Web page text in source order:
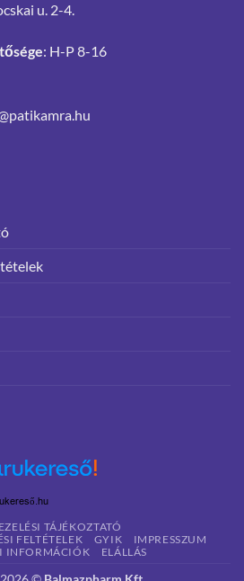
u. 2-4.
: H-P 8-16
TÁJÉKOZTATÓ
FELTÉTELEK
GYIK
IMPRESSZUM
INFORMÁCIÓK
ELÁLLÁS